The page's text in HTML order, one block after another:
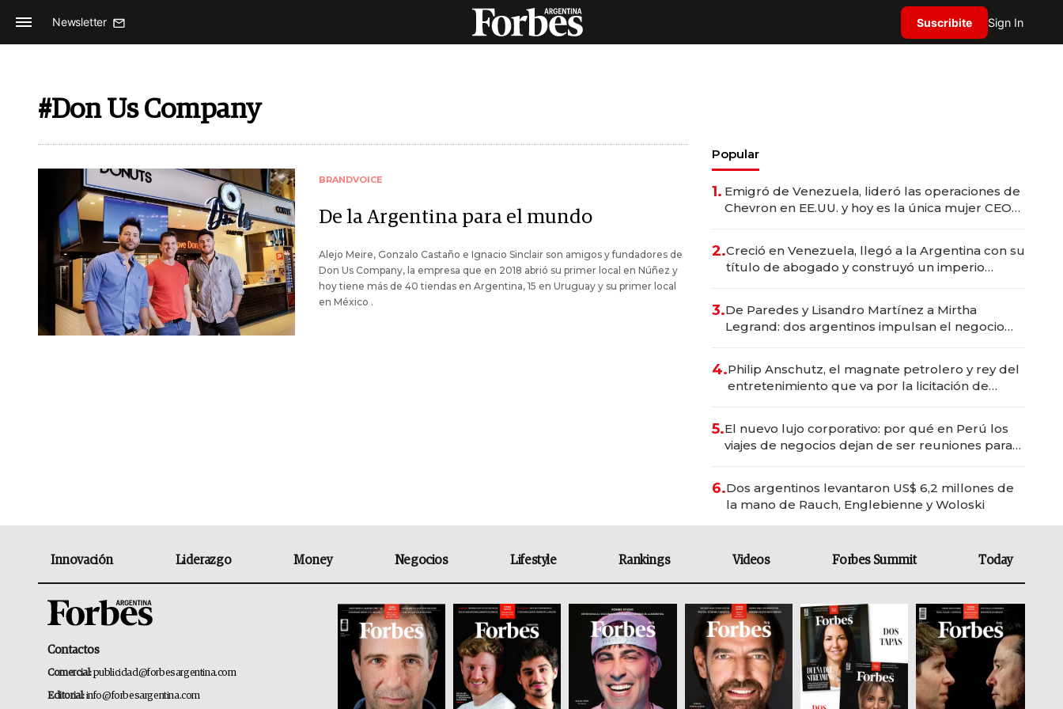
Newsletter Suscribite Sign In
#Don Us Company
BRANDVOICE
De la Argentina para el mundo
Alejo Meire, Gonzalo Castaño e Ignacio Sinclair son amigos y fundadores de
Don Us Company, la empresa que en 2018 abrió su primer local en Núñez y
hoy tiene más de 40 tiendas en Argentina, 15 en Uruguay y su primer local
en México .
Popular
1. Emigró de Venezuela, lideró las operaciones de
Chevron en EE.UU. y hoy es la única mujer CEO
2.Creció en Venezuela, llegó a la Argentina con su
título de abogado y construyó un imperio
3.De Paredes y Lisandro Martínez a Mirtha
Legrand: dos argentinos impulsan el negocio
4.Philip Anschutz, el magnate petrolero y rey del
entretenimiento que va por la licitación de
5.El nuevo lujo corporativo: por qué en Perú los
viajes de negocios dejan de ser reuniones para
6.Dos argentinos levantaron US$ 6,2 millones de
la mano de Rauch, Englebienne y Woloski
Innovación Liderazgo Money Negocios Lifestyle Rankings Videos Forbes Summit Today
Contactos
Comercial:publicidad@forbesargentina.com
Editorial:info@forbesargentina.com